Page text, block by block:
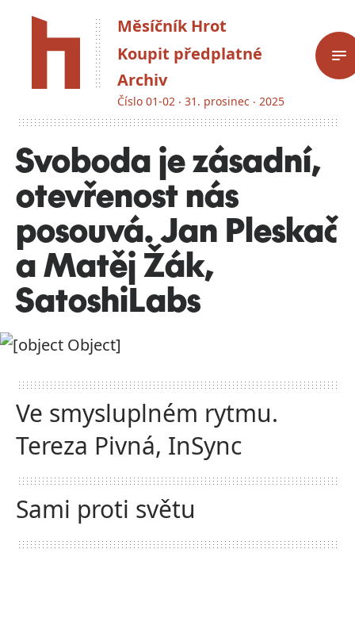
Měsíčník Hrot
Koupit předplatné
Archiv
Číslo 01-02 ‧ 31. prosinec ‧ 2025
Svoboda je zásadní,
otevřenost nás
posouvá. Jan Pleskač
a Matěj Žák,
SatoshiLabs
Ve smysluplném rytmu.
Tereza Pivná, InSync
Sami proti světu